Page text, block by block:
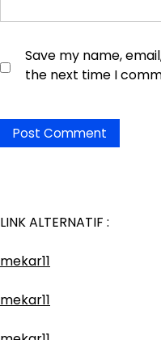
Save my name,
the next time I
LINK ALTERNATIF :
mekar11
mekar11